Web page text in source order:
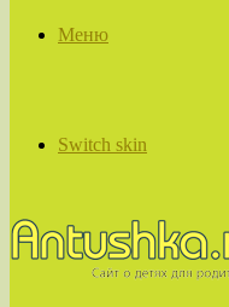
Меню
Switch skin